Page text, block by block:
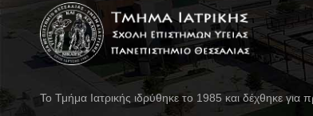
Το Τμήμα Ιατρικής ιδρύθηκε το 1985 και δέχθηκε για